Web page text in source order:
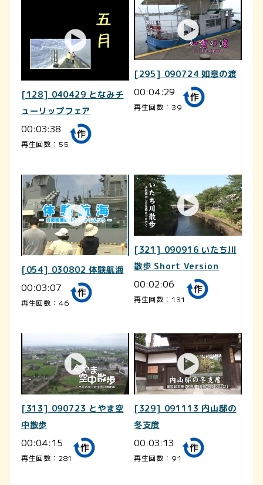
[128] 040429 となみチ
ューリップフェア
00:03:38
再生回数：55
[295] 090724 如意の渡
00:04:29
再生回数：39
[054] 030802 体験航海
00:03:07
再生回数：46
[321] 090916 いたち川
散歩 Short Version
00:02:06
再生回数：131
[313] 090723 とやま空
中散歩
00:04:15
再生回数：281
[329] 091113 内山邸の
冬支度
00:03:13
再生回数：91